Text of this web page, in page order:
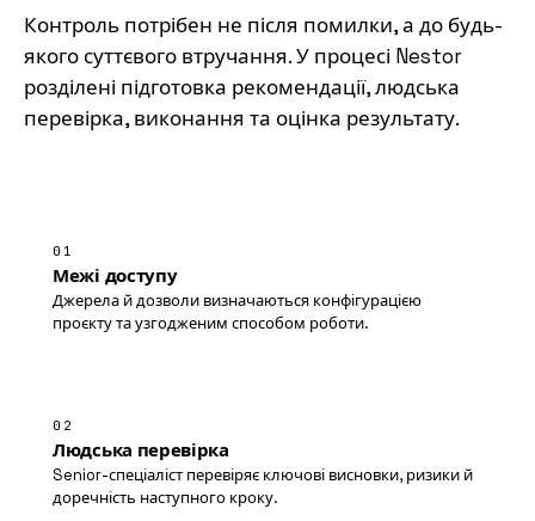
Контроль потрібен не після помилки, а до будь-
якого суттєвого втручання. У процесі Nestor
розділені підготовка рекомендації, людська
перевірка, виконання та оцінка результату.
01
Межі доступу
Джерела й дозволи визначаються конфігурацією
проєкту та узгодженим способом роботи.
02
Людська перевірка
Senior-спеціаліст перевіряє ключові висновки, ризики й
доречність наступного кроку.